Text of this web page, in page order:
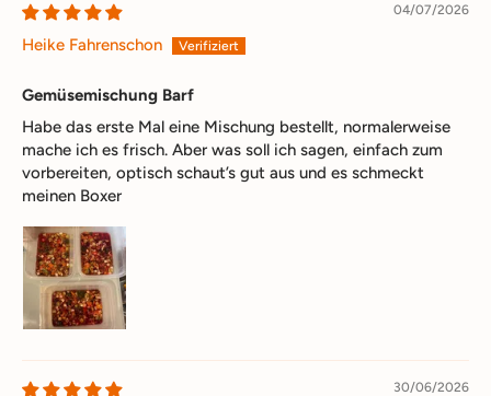
04/07/2026
Heike Fahrenschon
Gemüsemischung Barf
Habe das erste Mal eine Mischung bestellt, normalerweise
mache ich es frisch. Aber was soll ich sagen, einfach zum
vorbereiten, optisch schaut’s gut aus und es schmeckt
meinen Boxer
30/06/2026